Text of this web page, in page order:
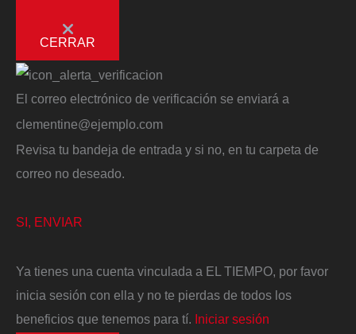
CERRAR
El correo electrónico de verificación se enviará a
clementine@ejemplo.com
Revisa tu bandeja de entrada y si no, en tu carpeta de
correo no deseado.
SI, ENVIAR
Ya tienes una cuenta vinculada a EL TIEMPO, por favor
inicia sesión con ella y no te pierdas de todos los
beneficios que tenemos para tí. Iniciar sesión